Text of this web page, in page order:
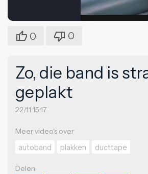
0 0
Zo, die band is
geplakt
22/11 15:17
Meer video's over
autoband
plakken ducttape
Delen